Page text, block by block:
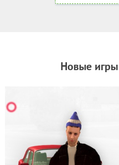
Новые игры